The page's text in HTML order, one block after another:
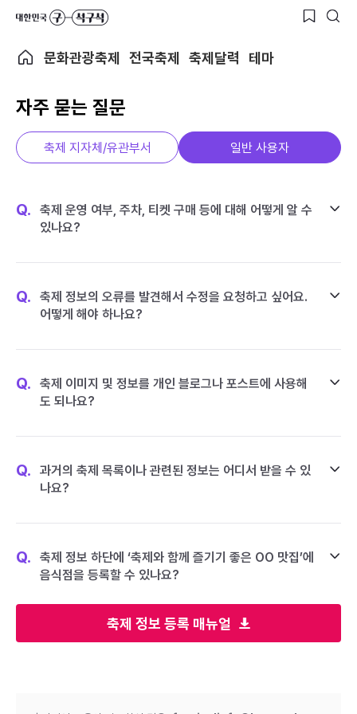
문화관광축제 전국축제 축제달력 테마
자주 묻는 질문
축제 정보 등록 매뉴얼
축제 지자체/유관부서 일반 사용자
Q.
축제 운영 여부, 주차, 티켓 구매 등에 대해 어떻게 알 수
있나요?
Q.
축제 정보의 오류를 발견해서 수정을 요청하고 싶어요.
어떻게 해야 하나요?
Q.
축제 이미지 및 정보를 개인 블로그나 포스트에 사용해
도 되나요?
Q.
과거의 축제 목록이나 관련된 정보는 어디서 받을 수 있
나요?
Q.
축제 정보 하단에 ‘축제와 함께 즐기기 좋은 OO 맛집’에
음식점을 등록할 수 있나요?